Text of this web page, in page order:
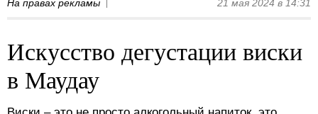
На правах рекламы 21 мая 2024 в 14:31
Искусство дегустации виски
в Маудау